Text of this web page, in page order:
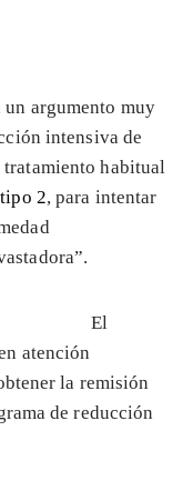
argumento muy
intensiva de
tratamiento habitual
2, para intentar
El
atención
la remisión
de reducción